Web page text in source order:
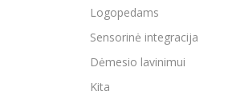
Logopedams
Sensorinė integracija
Dėmesio lavinimui
Kita